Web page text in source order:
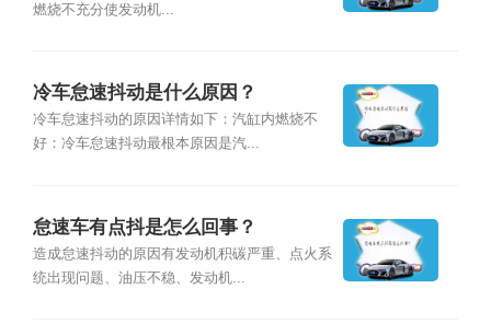
燃烧不充分使发动机...
冷车怠速抖动是什么原因？
冷车怠速抖动的原因详情如下：汽缸内燃烧不
好：冷车怠速抖动最根本原因是汽...
怠速车有点抖是怎么回事？
造成怠速抖动的原因有发动机积碳严重、点火系
统出现问题、油压不稳、发动机...